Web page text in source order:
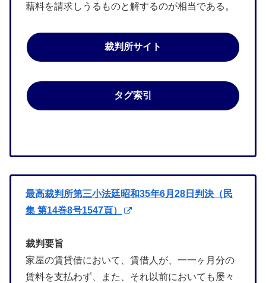
藉料を請求しうるものと解するのが相当である。
裁判所サイト
タグ索引
最高裁判所第三小法廷昭和35年6月28日判決（民
集 第14巻8号1547頁）
裁判要旨
家屋の賃貸借において、賃借人が、一一ヶ月分の
賃料を支払わず、また、それ以前においても屡々